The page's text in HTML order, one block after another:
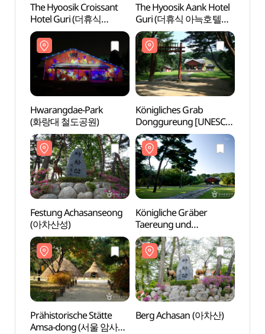
The Hyoosik Croissant
Hotel Guri (더휴식
크로와상호텔 구리점)
The Hyoosik Aank Hotel
Guri (더휴식 아늑호텔
구리점)
Hwarangdae-Park
(화랑대 철도공원)
Königliches Grab
Donggureung [UNESCO
Weltkulturerbe] (구리
동구릉 [유네스코
세계문화유산])
Festung Achasanseong
(아차산성)
Königliche Gräber
Taereung und
Gangneung [UNESCO
Weltkulturerbe] (서울
태릉(문정왕후)과 강릉
(인순왕후) [유네스코
세계문화유산])
Prähistorische Stätte
Amsa-dong (서울 암사동
Berg Achasan (아차산)